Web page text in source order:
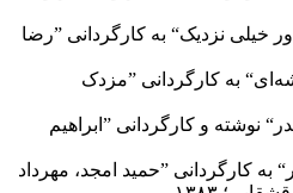
خیلی نزدیک“ به کارگردانی ”رضا
به کارگردانی ”مزدک
نوشته و کارگردانی ”ابراهیم
کارگردانی ”حمید امجد، مهرداد